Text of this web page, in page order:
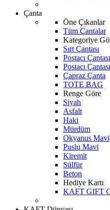
Çanta
Öne Çıkanlar
Tüm Çantalar
Kategoriye
Sırt Çantası
Postacı
Postacı
Çapraz Çanta
TOTE BAG
Renge Göre
Siyah
Asfalt
Haki
Mürdüm
Okyanus Mavi
Puslu Mavi
Kiremit
Sülfür
Beton
Hediye Kartı
KAFT GIFT